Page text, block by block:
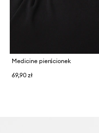
Medicine pierścionek
69,90 zł